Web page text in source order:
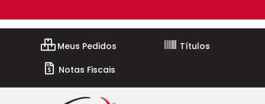
Meus Pedidos
Títulos
Notas Fiscais